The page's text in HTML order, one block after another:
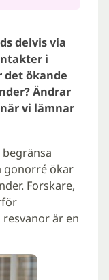
delvis via
i
det ökande
Ändrar
vi lämnar
gonorré ökar
Forskare,
är en